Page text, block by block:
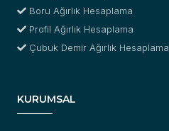
Boru Ağırlık Hesaplama
Profil Ağırlık Hesaplama
Çubuk Demir Ağırlık Hesaplama
KURUMSAL